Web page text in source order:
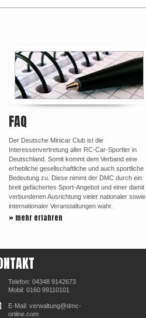
FAQ
Der Deutsche Minicar Club ist die
Interessenvertretung aller RC-Car-Sportler in
Deutschland. Somit kommt dem Verband eine
erhebliche gesellschaftliche und auch sportliche
Bedeutung zu. Diese nimmt der DMC durch ein
breit gefächertes Sport-Angebot und einer damit
verbundenen Ausrichtung vieler nationaler sowie
internationaler Veranstaltungen wahr.
» mehr erfahren
Telefon: 04348 9142673
Mobil: 0160 99110101
E-Mail: verwaltung@dmc-
online.com